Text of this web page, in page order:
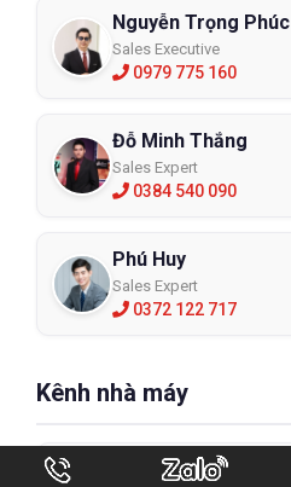
Nguyễn Trọng Phúc
Sales Executive
0979 775 160
Đỗ Minh Thắng
Sales Expert
0384 540 090
Phú Huy
Sales Expert
0372 122 717
Kênh nhà máy
Trần Huyền Trang